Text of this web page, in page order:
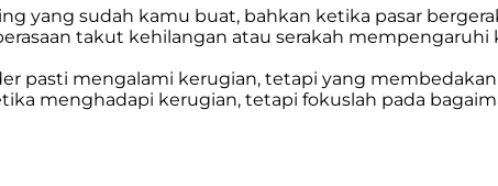
yang sudah kamu buat, bahkan ketika pasar
takut kehilangan atau serakah
pasti mengalami kerugian, tetapi yang
menghadapi kerugian, tetapi fokuslah pada